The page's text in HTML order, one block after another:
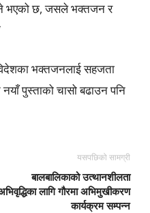
भएको छ, जसले भक्तजन र
भक्तजनलाई सहजता
पुस्ताको चासो बढाउन पनि
यसपछिको सामग्री
बालबालिकाको उत्थानशीलता
लागि गौरमा अभिमुखीकरण
कार्यक्रम सम्पन्न